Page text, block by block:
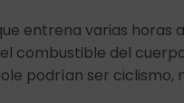
entrena varias horas
combustible del
podrían ser